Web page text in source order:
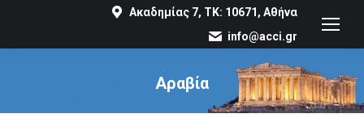
Ακαδημίας 7, ΤΚ: 10671, Αθήνα
info@acci.gr
Αραβία
You are here: